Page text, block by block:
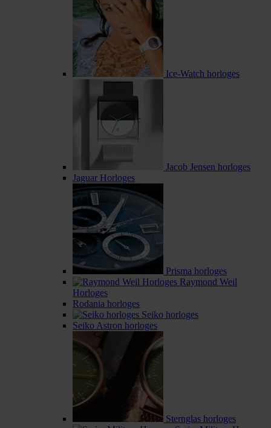
Ice-Watch horloges
Jacob Jensen horloges
Jaguar Horloges
Prisma horloges
Raymond Weil
Horloges
Rodania horloges
Seiko horloges
Seiko Astron horloges
Sternglas horloges